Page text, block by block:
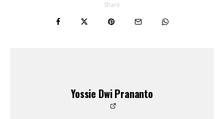
Share
Yossie Dwi Prananto